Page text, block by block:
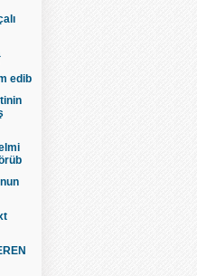
edib